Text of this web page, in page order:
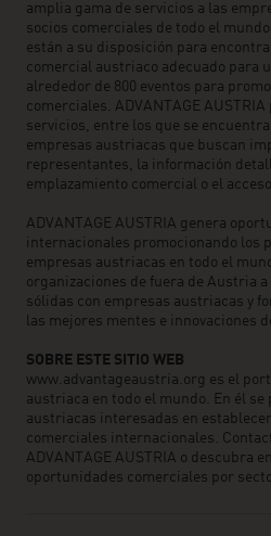
amplia gama de servicios a las
socios comerciales de todo el
están a su disposición para
comercial austriaco adecuado para
alrededor de 800 eventos para
comerciales. ADVANTAGE
servicios, entre los que se
empresas austriacas que buscan
representantes, la información
emplazamiento comercial o el
ADVANTAGE AUSTRIA genera
internacionales promocionando los
empresas austriacas en todo el
organizaciones de fuera de Austria
sólidas con empresas austriacas y
las mejores mentes e innovaciones
SOBRE ESTE SITIO WEB
www.advantageaustria.org es el
austriaca en todo el mundo. En él
austriacas interesadas en
comerciales internacionales.
ADVANTAGE AUSTRIA o descubra
oportunidades comerciales por